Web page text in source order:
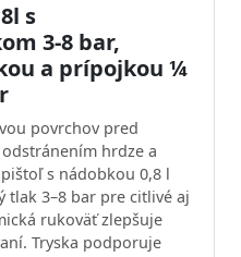
s
3-8 bar,
a prípojkou ¼
povrchov pred
hrdze a
s nádobkou 0,8 l
tlak 3–8 bar pre citlivé aj
rukoväť zlepšuje
Tryska podporuje